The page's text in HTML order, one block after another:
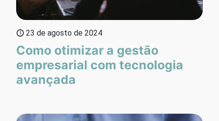
23 de agosto de 2024
Como otimizar a gestão
empresarial com tecnologia
avançada